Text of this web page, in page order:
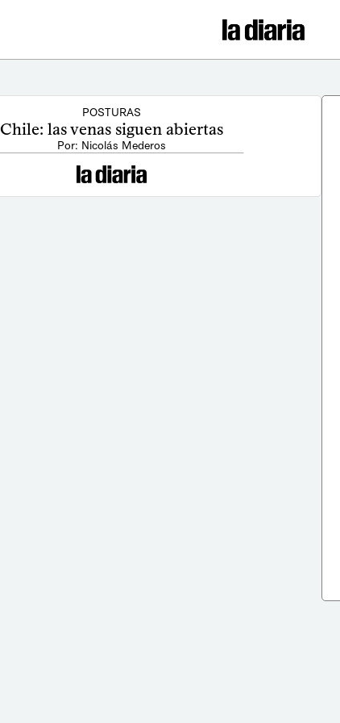
POSTURAS
Chile: las venas siguen abiertas
Por: Nicolás Mederos